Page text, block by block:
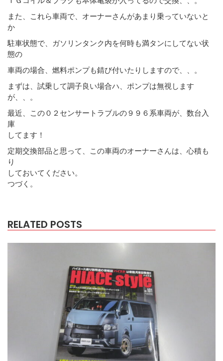
また、これら車両で、オーナーさんがあまり乗っていないと
か
駐車状態で、ガソリンタンク内を何時も満タンにしてない状
態の
車両の場合、燃料ポンプも錆び付いたりしますので、、。
まずは、試乗して調子良い場合ハ、ポンプは無視します
が、、。
最近、この０２センサートラブルの９９６系車両が、数台入
庫
してます！
定期交換部品と思って、この車両のオーナーさんは、心積も
り
しておいてください。
つづく。
RELATED POSTS